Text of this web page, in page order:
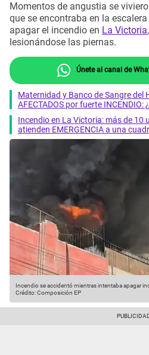
Momentos de angustia se
que se encontraba en la
apagar el incendio en La Victoria
lesionándose las piernas.
Únete al canal de
Maternidad y Banco de Sangre del
AFECTADOS por fuerte INCENDIO:
Incendio en La Victoria: más de 10
atienden EMERGENCIA a una
Incendio se accidentó mientras intentaba apagar
Crédito: Composición EP